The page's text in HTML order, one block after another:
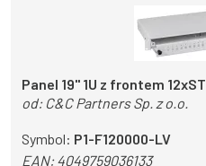
Panel 19" 1U z frontem 12xST
od: C&C Partners Sp. z o.o.
Symbol: P1-F120000-LV
EAN:4049759036133